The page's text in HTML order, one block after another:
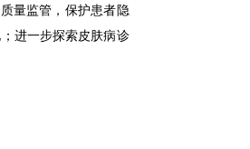
量监管，保护患者隐
进一步探索皮肤病诊